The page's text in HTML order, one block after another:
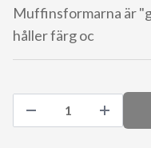
Muffinsformarna är
håller färg oc